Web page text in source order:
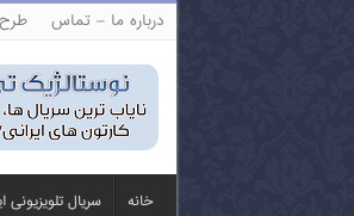
درباره ما – تماس
خانه سریال تلویزیونی